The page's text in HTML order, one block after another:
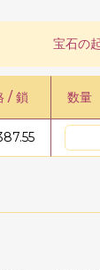
宝石の
/ 鎖 数量